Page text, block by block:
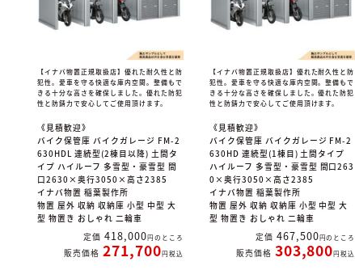
【イナバ物置正規取扱店】優れた耐久性と防
犯性。愛車を守る快適な庫内空間。整備もで
きる十分な高さを確保しました。優れた防犯
性と防錆力で安心してご使用頂けます。
《見積歓迎》
バイク保管庫 バイクガレージ FM-2
630HDL 連続型(2棟目以降) 土間タ
イプ ハイルーフ 多雪型・豪雪型 間
口2630×奥行3050×高さ2385
イナバ物置 稲葉製作所
物置 屋外 収納 収納庫 小型 中型 大
型 物置き おしゃれ 二輪車
定価 418,000 のところ
販売価格 271,700 税込
【イナバ物置正規取扱店】優れた耐久性と防
犯性。愛車を守る快適な庫内空間。整備もで
きる十分な高さを確保しました。優れた防犯
性と防錆力で安心してご使用頂けます。
《見積歓迎》
バイク保管庫 バイクガレージ FM-2
630HD 連続型(1棟目) 土間タイプ
ハイルーフ 多雪型・豪雪型 間口263
0×奥行3050×高さ2385
イナバ物置 稲葉製作所
物置 屋外 収納 収納庫 小型 中型 大
型 物置き おしゃれ 二輪車
定価 467,500 のところ
販売価格 303,800 税込